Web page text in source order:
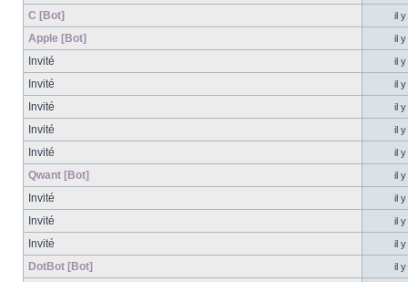
C [Bot] il y
Apple [Bot] il y
Invité il y
Invité il y
Invité il y
Invité il y
Invité il y
Qwant [Bot] il y
Invité il y
Invité il y
Invité il y
DotBot [Bot] il y